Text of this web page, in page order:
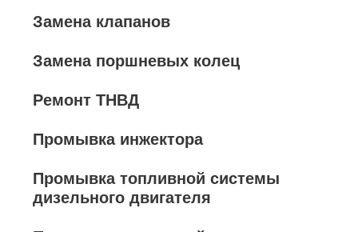
Замена клапанов
Замена поршневых колец
Ремонт ТНВД
Промывка инжектора
Промывка топливной системы
дизельного двигателя